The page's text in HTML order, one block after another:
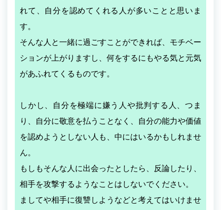
れて、自分を認めてくれる人が多いことと思いま
す。
そんな人と一緒に過ごすことができれば、モチベー
ションが上がりますし、何をするにもやる気と元気
があふれてくるものです。
しかし、自分を極端に嫌う人や批判する人、つま
り、自分に敬意を払うことなく、自分の能力や価値
を認めようとしない人も、中にはいるかもしれませ
ん。
もしもそんな人に出会ったとしたら、反論したり、
相手を攻撃するようなことはしないでください。
ましてや相手に復讐しようなどと考えてはいけませ